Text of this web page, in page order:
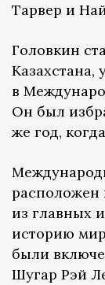
Тарвер и
Головкин
Казахстана,
в
Он был
же год,
расположен
из главных
историю
были
Шугар Рэй